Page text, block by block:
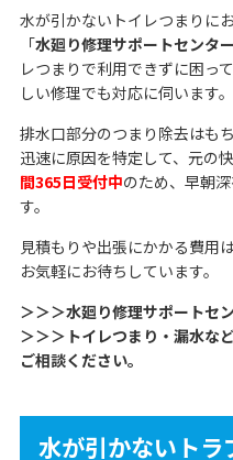
水が引かないトイレつまりに
「水廻り修理サポートセンター
レつまりで利用できずに困っ
しい修理でも対応に伺います。
排水口部分のつまり除去はも
迅速に原因を特定して、元の
間365日受付中のため、早朝
す。
見積もりや出張にかかる費用
お気軽にお待ちしています。
＞＞＞水廻り修理サポートセ
＞＞＞トイレつまり・漏水な
ご相談ください。
水が引かないトラ